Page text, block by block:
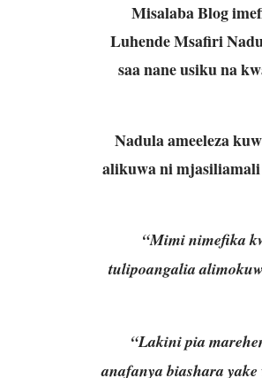
Misalaba Blog
Luhende Msafiri
saa nane usiku na
Nadula ameeleza
alikuwa ni
“Mimi nimefika
tulipoangalia
“Lakini pia
anafanya biashara